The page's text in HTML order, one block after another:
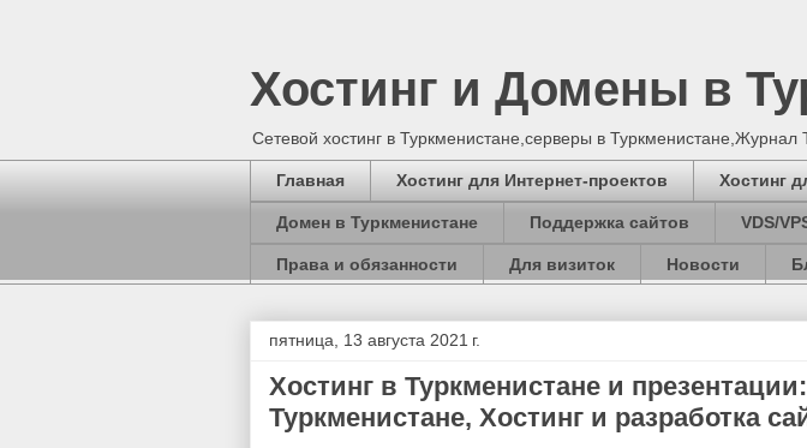
Хостинг и Домены в
Сетевой хостинг в Туркменистане,серверы в Туркменистане,Журнал
Главная Хостинг для Интернет-проектов Хостинг
Домен в Туркменистане Поддержка сайтов VDS/
Права и обязанности Для визиток Новости
пятница, 13 августа 2021 г.
Хостинг в Туркменистане и
Туркменистане, Хостинг и разработка